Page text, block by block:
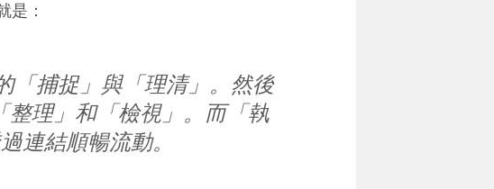
是：
「捕捉」與「理清」。然後
整理」和「檢視」。而「執
連結順暢流動。